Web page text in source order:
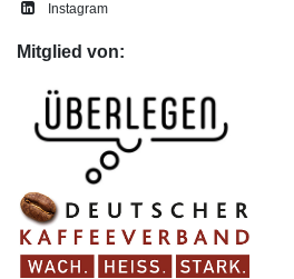
Instagram
Mitglied von: